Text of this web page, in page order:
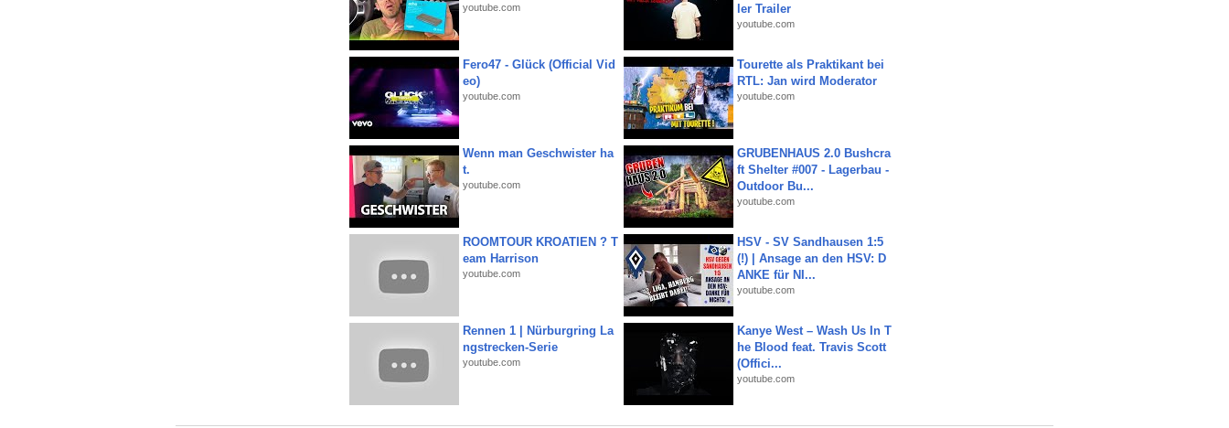
youtube.com
ler Trailer
youtube.com
Fero47 - Glück (Official Vid
eo)
youtube.com
Tourette als Praktikant bei
RTL: Jan wird Moderator
youtube.com
Wenn man Geschwister ha
t.
youtube.com
GRUBENHAUS 2.0 Bushcra
ft Shelter #007 - Lagerbau -
Outdoor Bu...
youtube.com
ROOMTOUR KROATIEN ? T
eam Harrison
youtube.com
HSV - SV Sandhausen 1:5
(!) | Ansage an den HSV: D
ANKE für NI...
youtube.com
Rennen 1 | Nürburgring La
ngstrecken-Serie
youtube.com
Kanye West – Wash Us In T
he Blood feat. Travis Scott
(Offici...
youtube.com